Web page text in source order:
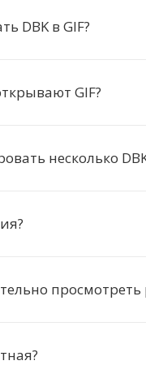
DBK в GIF?
GIF?
несколько
просмотреть